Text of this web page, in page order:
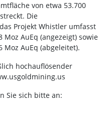
von etwa 53.700
Die
Projekt Whistler umfasst
Moz AuEq (angezeigt) sowie
Moz AuEq (abgeleitet).
hochauflösender
Sie sich bitte an: